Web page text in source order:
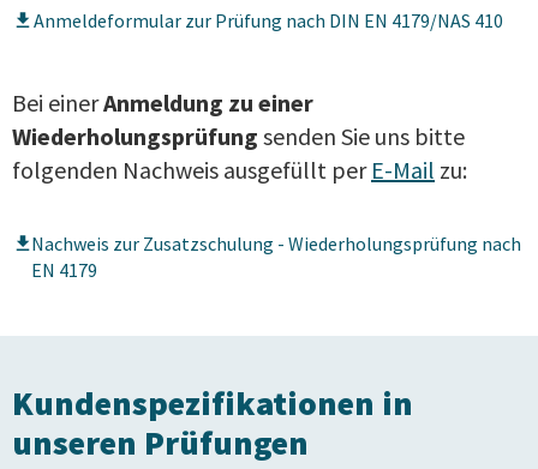
Anmeldeformular zur Prüfung nach DIN EN 4179/NAS 410
Bei einerAnmeldung zu einer
Wiederholungsprüfung senden Sie uns bitte
folgenden Nachweis ausgefüllt per E-Mail zu:
Nachweis zur Zusatzschulung - Wiederholungsprüfung nach
EN 4179
Kundenspezifikationen in
unseren Prüfungen